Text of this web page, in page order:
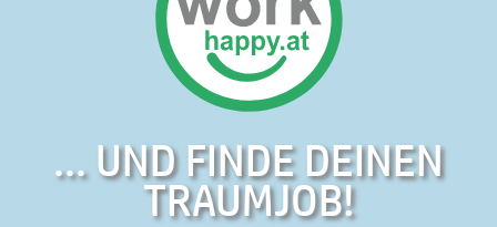
... UND FINDE DEINEN
TRAUMJOB!